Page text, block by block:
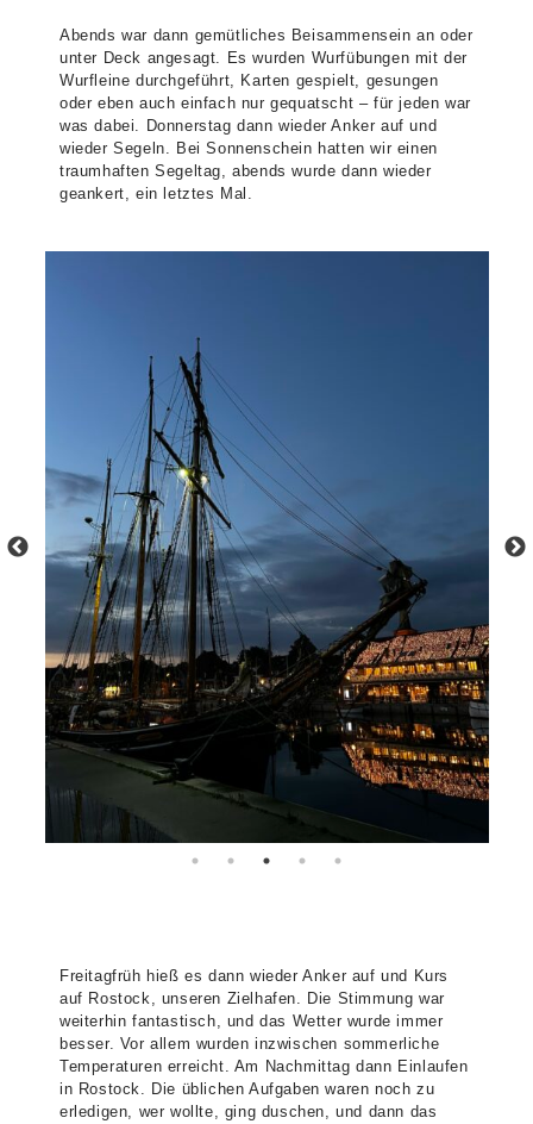
Abends war dann gemütliches Beisammensein an oder
unter Deck angesagt. Es wurden Wurfübungen mit der
Wurfleine durchgeführt, Karten gespielt, gesungen
oder eben auch einfach nur gequatscht – für jeden war
was dabei. Donnerstag dann wieder Anker auf und
wieder Segeln. Bei Sonnenschein hatten wir einen
traumhaften Segeltag, abends wurde dann wieder
geankert, ein letztes Mal.
Freitagfrüh hieß es dann wieder Anker auf und Kurs
auf Rostock, unseren Zielhafen. Die Stimmung war
weiterhin fantastisch, und das Wetter wurde immer
besser. Vor allem wurden inzwischen sommerliche
Temperaturen erreicht. Am Nachmittag dann Einlaufen
in Rostock. Die üblichen Aufgaben waren noch zu
erledigen, wer wollte, ging duschen, und dann das